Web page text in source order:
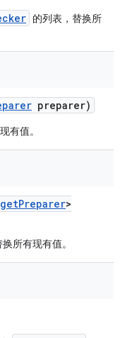
的列表，替换所
preparer)
有值。
Preparer>
所有现有值。